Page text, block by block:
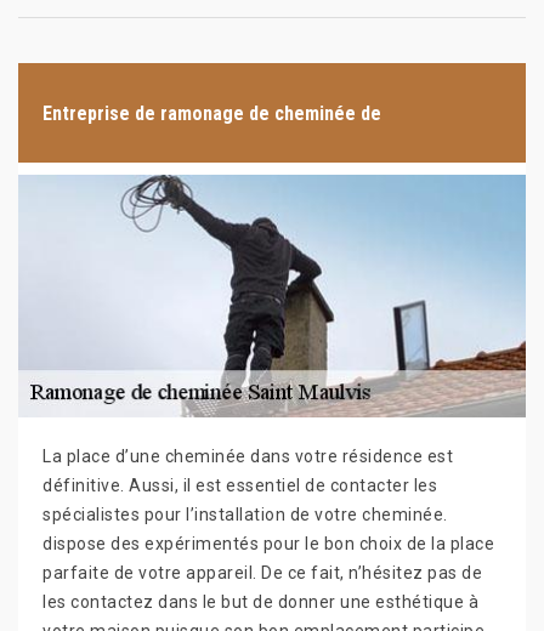
Entreprise de ramonage de cheminée de
La place d’une cheminée dans votre résidence est
définitive. Aussi, il est essentiel de contacter les
spécialistes pour l’installation de votre cheminée.
dispose des expérimentés pour le bon choix de la place
parfaite de votre appareil. De ce fait, n’hésitez pas de
les contactez dans le but de donner une esthétique à